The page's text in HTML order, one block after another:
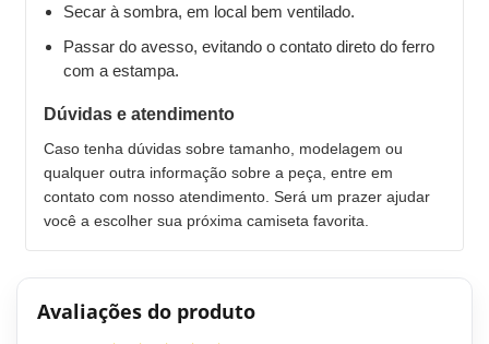
Secar à sombra, em local bem ventilado.
Passar do avesso, evitando o contato direto do ferro
com a estampa.
Dúvidas e atendimento
Caso tenha dúvidas sobre tamanho, modelagem ou
qualquer outra informação sobre a peça, entre em
contato com nosso atendimento. Será um prazer ajudar
você a escolher sua próxima camiseta favorita.
Avaliações do produto